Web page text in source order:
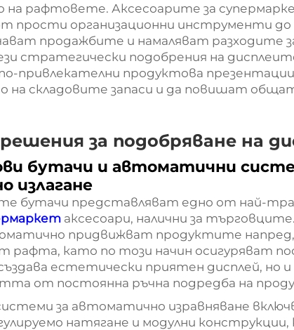
на рафтовете. Аксесоарите за
прости организационни инструменти
продажбите и намаляват разходите
стратегически подобрения на
привлекателни продуктова
на складовите запаси и да повишат
за подобряване на
бутачи и автоматични
излагане
бутачи представляват едно от най-
аксесоари, налични за
придвижват продуктите напред,
рафта, като по този начин осигуряват
естетически приятен дисплей, но и
от постоянна ръчна подредба на
за автоматично изравняване
натягане и модулни